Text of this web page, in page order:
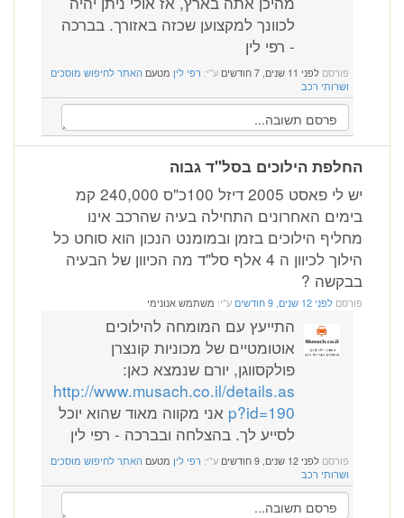
לכוונך למקצוען שכזה באזורך. בברכה
- רפי לין
פורסם לפני 11 שנים, 7 חודשים ע"י: רפי לין מטעם האתר לחיפוש מוסכים
ושרותי רכב
החלפת הילוכים בסל"ד גבוה
יש לי פאסט 2005 דיזל 100כ"ס 240,000 קמ
בימים האחרונים התחילה בעיה שהרכב אינו
מחליף הילוכים בזמן ובמומנט הנכון הוא סוחט כל
הילוך לכיוון ה 4 אלף סל"ד מה הכיוון של הבעיה
בבקשה ?
פורסם לפני 12 שנים, 9 חודשים ע"י: משתמש אנונימי
התייעץ עם המומחה להילוכים
אוטומטיים של מכוניות קונצרן
פולקסווגן, יורם שנמצא כאן:
http://www.musach.co.il/details.as
p?id=190 אני מקווה מאוד שהוא יוכל
לסייע לך. בהצלחה ובברכה - רפי לין
פורסם לפני 12 שנים, 9 חודשים ע"י: רפי לין מטעם האתר לחיפוש מוסכים
ושרותי רכב